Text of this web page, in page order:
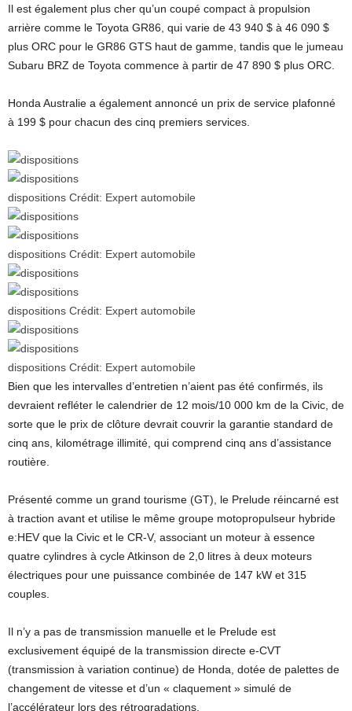
Il est également plus cher qu’un coupé compact à propulsion
arrière comme le Toyota GR86, qui varie de 43 940 $ à 46 090 $
plus ORC pour le GR86 GTS haut de gamme, tandis que le jumeau
Subaru BRZ de Toyota commence à partir de 47 890 $ plus ORC.
Honda Australie a également annoncé un prix de service plafonné
à 199 $ pour chacun des cinq premiers services.
dispositions Crédit: Expert automobile
dispositions Crédit: Expert automobile
dispositions Crédit: Expert automobile
dispositions Crédit: Expert automobile
Bien que les intervalles d’entretien n’aient pas été confirmés, ils
devraient refléter le calendrier de 12 mois/10 000 km de la Civic, de
sorte que le prix de clôture devrait couvrir la garantie standard de
cinq ans, kilométrage illimité, qui comprend cinq ans d’assistance
routière.
Présenté comme un grand tourisme (GT), le Prelude réincarné est
à traction avant et utilise le même groupe motopropulseur hybride
e:HEV que la Civic et le CR-V, associant un moteur à essence
quatre cylindres à cycle Atkinson de 2,0 litres à deux moteurs
électriques pour une puissance combinée de 147 kW et 315
couples.
Il n’y a pas de transmission manuelle et le Prelude est
exclusivement équipé de la transmission directe e-CVT
(transmission à variation continue) de Honda, dotée de palettes de
changement de vitesse et d’un « claquement » simulé de
l’accélérateur lors des rétrogradations.